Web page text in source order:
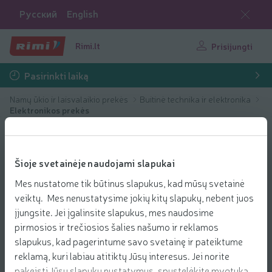
Šioje svetainėje naudojami slapukai
Mes nustatome tik būtinus slapukus, kad mūsų svetainė
veiktų. Mes nenustatysime jokių kitų slapukų, nebent juos
įjungsite. Jei įgalinsite slapukus, mes naudosime
pirmosios ir trečiosios šalies našumo ir reklamos
slapukus, kad pagerintume savo svetainę ir pateiktume
reklamą, kuri labiau atitiktų Jūsų interesus. Jei norite
Русский English
Rimi.lt Prisijungti
Pasirinkti laiką
Namų ūkio ir laisvalaikio prekės
Buitinė technika ir elektronika
Elektronikos prekės